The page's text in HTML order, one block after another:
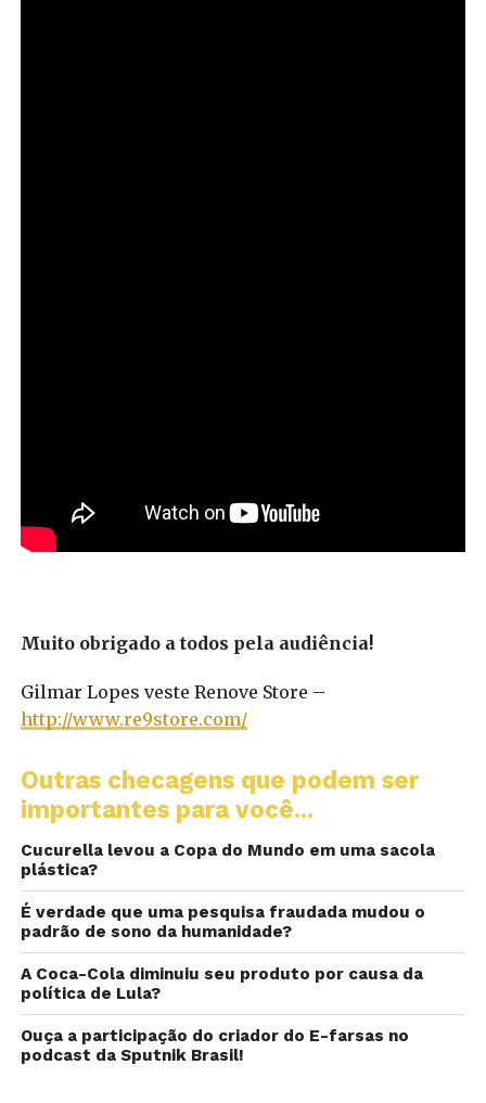
Muito obrigado a todos pela audiência!
Gilmar Lopes veste Renove Store –
http://www.re9store.com/
Outras checagens que podem ser
importantes para você...
Cucurella levou a Copa do Mundo em uma sacola
plástica?
É verdade que uma pesquisa fraudada mudou o
padrão de sono da humanidade?
A Coca-Cola diminuiu seu produto por causa da
política de Lula?
Ouça a participação do criador do E-farsas no
podcast da Sputnik Brasil!